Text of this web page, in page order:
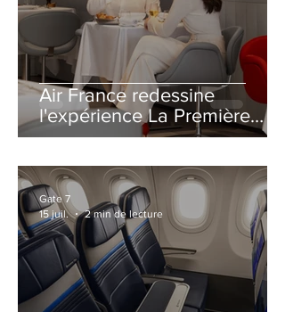
Air France redessine
l'expérience La Première
avec un salon entièrement
Gate 7
15 juil.
2 min de lecture